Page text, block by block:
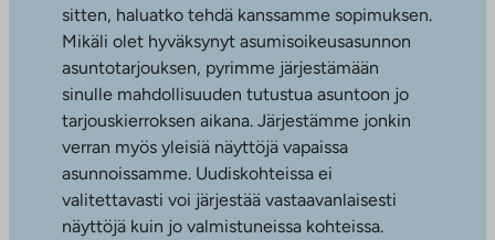
sitten, haluatko tehdä kanssamme sopimuksen.
Mikäli olet hyväksynyt asumisoikeusasunnon
asuntotarjouksen, pyrimme järjestämään
sinulle mahdollisuuden tutustua asuntoon jo
tarjouskierroksen aikana. Järjestämme jonkin
verran myös yleisiä näyttöjä vapaissa
asunnoissamme. Uudiskohteissa ei
valitettavasti voi järjestää vastaavanlaisesti
näyttöjä kuin jo valmistuneissa kohteissa.